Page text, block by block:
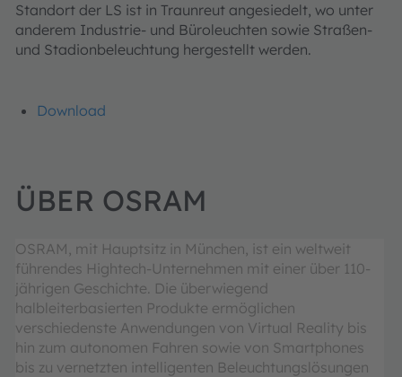
Standort der LS ist in Traunreut angesiedelt, wo unter
anderem Industrie- und Büroleuchten sowie Straßen-
und Stadionbeleuchtung hergestellt werden.
Download
ÜBER OSRAM
OSRAM, mit Hauptsitz in München, ist ein weltweit
führendes Hightech-Unternehmen mit einer über 110-
jährigen Geschichte. Die überwiegend
halbleiterbasierten Produkte ermöglichen
verschiedenste Anwendungen von Virtual Reality bis
hin zum autonomen Fahren sowie von Smartphones
bis zu vernetzten intelligenten Beleuchtungslösungen